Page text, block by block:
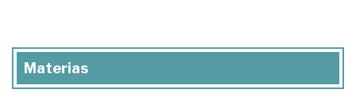
Materias